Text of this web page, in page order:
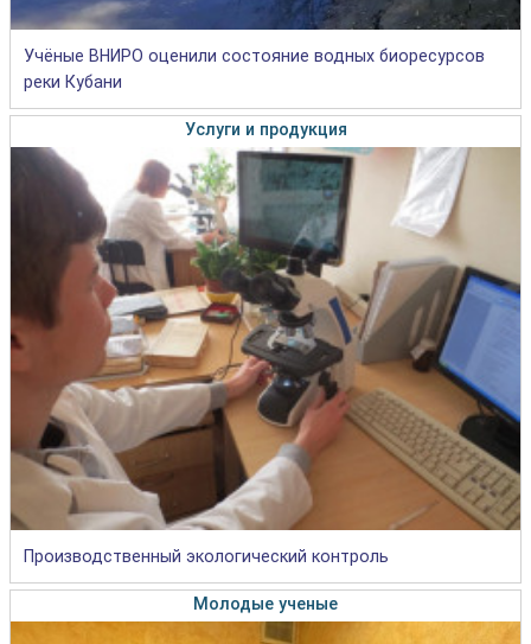
Учёные ВНИРО оценили состояние водных биоресурсов
реки Кубани
Услуги и продукция
Производственный экологический контроль
Молодые ученые